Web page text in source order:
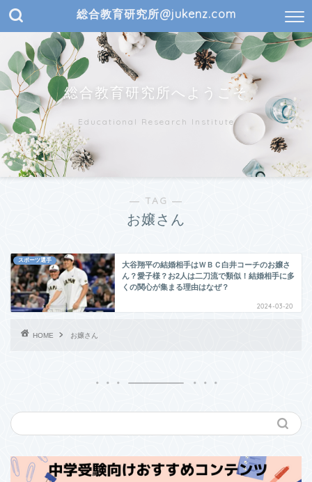
総合教育研究所@jukenz.com
総合教育研究所へようこそ
Educational Research Institute
― TAG ―
お嬢さん
スポーツ選手
大谷翔平の結婚相手はＷＢＣ白井コーチのお嬢さ
ん？愛子様？お2人は二刀流で類似！結婚相手に多
くの関心が集まる理由はなぜ？
2024-03-20
HOME お嬢さん